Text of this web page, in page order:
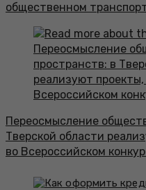
общественном
Переосмысление
Тверской области
во Всероссийском